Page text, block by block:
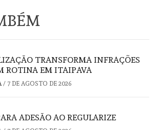
TRANSFORMA INFRAÇÕES
ROTINA EM ITAIPAVA
/ 7 DE AGOSTO DE 2026
ADESÃO AO REGULARIZE